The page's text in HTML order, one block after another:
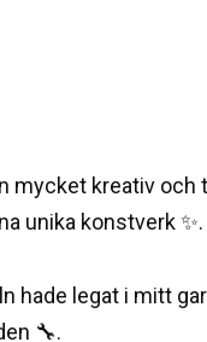
mycket kreativ
unika konstverk ✨.
hade legat i mitt
🔧.